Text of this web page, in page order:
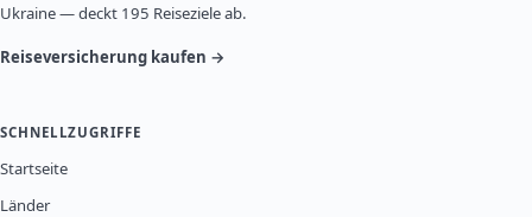
Ukraine — deckt 195 Reiseziele ab.
Reiseversicherung kaufen →
SCHNELLZUGRIFFE
Startseite
Länder